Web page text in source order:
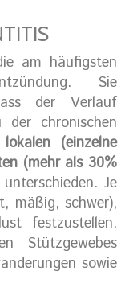
am häufigsten
Sie
der Verlauf
der chronischen
lokalen (einzelne
(mehr als 30%
Je
mäßig, schwer),
festzustellen.
Stützgewebes
sowie